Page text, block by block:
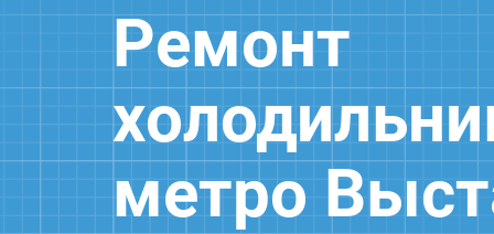
Ремонт
метро